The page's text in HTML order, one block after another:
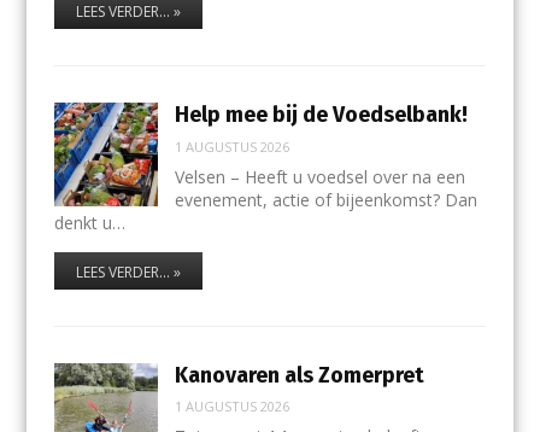
LEES VERDER... »
Help mee bij de Voedselbank!
1 AUGUSTUS 2026
Velsen – Heeft u voedsel over na een
evenement, actie of bijeenkomst? Dan
denkt u…
LEES VERDER... »
Kanovaren als Zomerpret
1 AUGUSTUS 2026